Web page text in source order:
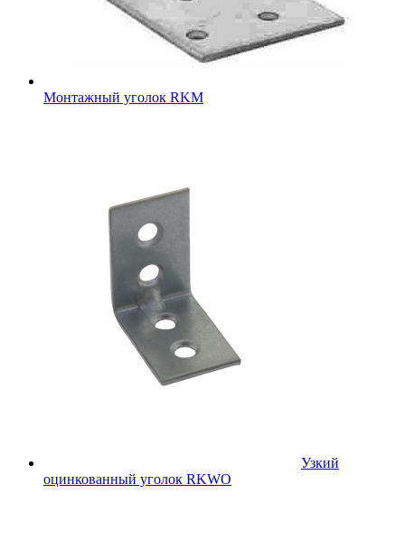
Монтажный уголок RKM
Узкий
оцинкованный уголок RKWO